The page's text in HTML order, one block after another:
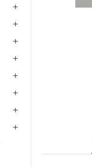







